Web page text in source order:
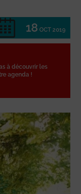
18 OCT 2019
à découvrir les
agenda !